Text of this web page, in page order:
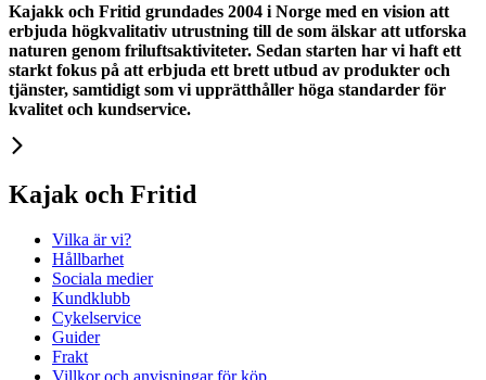
Kajakk och Fritid grundades 2004 i Norge med en vision att
erbjuda högkvalitativ utrustning till de som älskar att utforska
naturen genom friluftsaktiviteter. Sedan starten har vi haft ett
starkt fokus på att erbjuda ett brett utbud av produkter och
tjänster, samtidigt som vi upprätthåller höga standarder för
kvalitet och kundservice.
Kajak och Fritid
Vilka är vi?
Hållbarhet
Sociala medier
Kundklubb
Cykelservice
Guider
Frakt